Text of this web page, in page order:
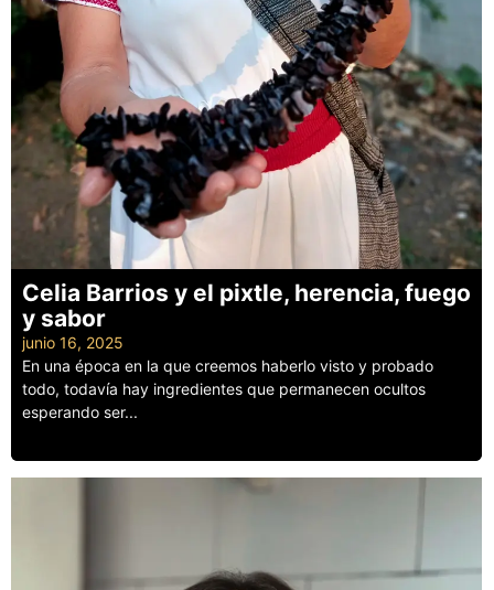
Celia Barrios y el pixtle, herencia, fuego
y sabor
junio 16, 2025
En una época en la que creemos haberlo visto y probado
todo, todavía hay ingredientes que permanecen ocultos
esperando ser...